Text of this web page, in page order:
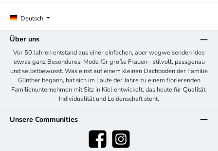
Deutsch
Über uns
Vor 50 Jahren entstand aus einer einfachen, aber wegweisenden Idee
etwas ganz Besonderes: Mode für große Frauen - stilvoll, passgenau
und selbstbewusst. Was einst auf einem kleinen Dachboden der Familie
Günther begann, hat sich im Laufe der Jahre zu einem florierenden
Familienunternehmen mit Sitz in Kiel entwickelt, das heute für Qualität,
Individualität und Leidenschaft steht.
Unsere Communities
Facebook Instagram